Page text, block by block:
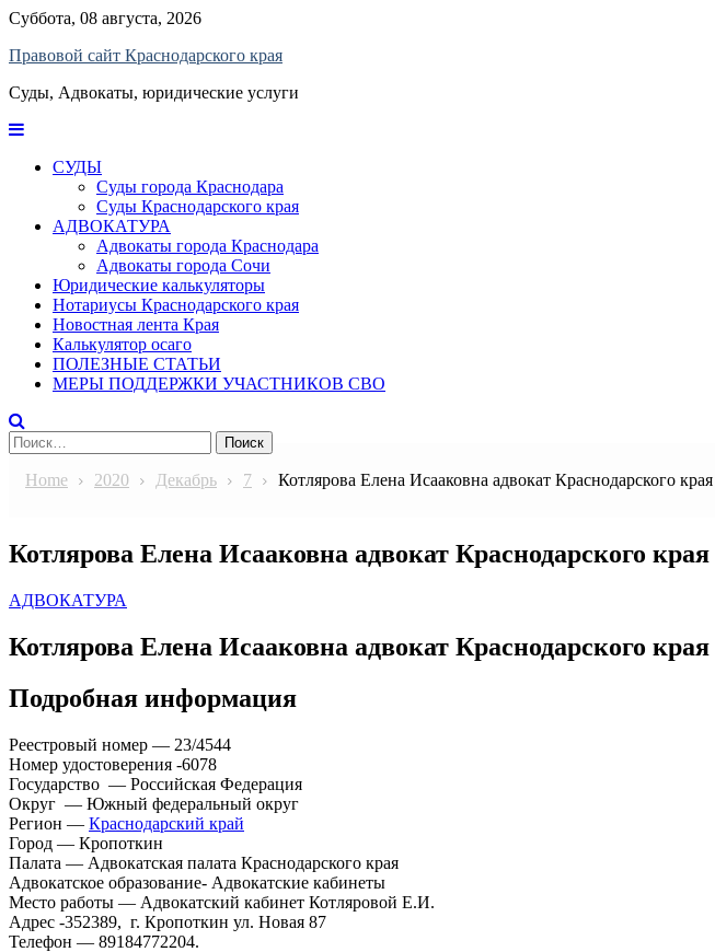
Skip
content
Суббота, 08 августа, 2026
Правовой сайт Краснодарского края
Суды, Адвокаты, юридические услуги
СУДЫ
Суды города Краснодара
Суды Краснодарского края
АДВОКАТУРА
Адвокаты города Краснодара
Адвокаты города Сочи
Юридические калькуляторы
Нотариусы Краснодарского края
Новостная лента Края
Калькулятор осаго
ПОЛЕЗНЫЕ СТАТЬИ
МЕРЫ ПОДДЕРЖКИ УЧАСТНИКОВ СВО
Найти:
Home 2020 Декабрь 7 Котлярова Елена Исааковна адвокат Краснодарского края
Котлярова Елена Исааковна адвокат Краснодарского края
АДВОКАТУРА
Котлярова Елена Исааковна адвокат Краснодарского края
Подробная информация
Реестровый номер — 23/4544
Номер удостоверения -6078
Государство — Российская Федерация
Округ — Южный федеральный округ
Регион — Краснодарский край
Город — Кропоткин
Палата — Адвокатская палата Краснодарского края
Адвокатское образование- Адвокатские кабинеты
Место работы — Адвокатский кабинет Котляровой Е.И.
Адрес -352389, г. Кропоткин ул. Новая 87
Телефон — 89184772204.